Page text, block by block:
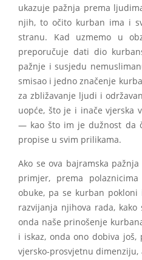
ukazuje pažnja prema
njih, to očito kurban ima i
stranu. Kad uzmemo u
preporučuje dati dio
pažnje i susjedu
smisao i jedno značenje
za zbližavanje ljudi i
uopće, što je i inače vjerska
— kao što im je dužnost da
propise u svim prilikama.
Ako se ova bajramska
primjer, prema
obuke, pa se kurban
razvijanja njihova rada,
onda naše prinošenje
i iskaz, onda ono dobiva još,
vjersko-prosvjetnu dimenziju,